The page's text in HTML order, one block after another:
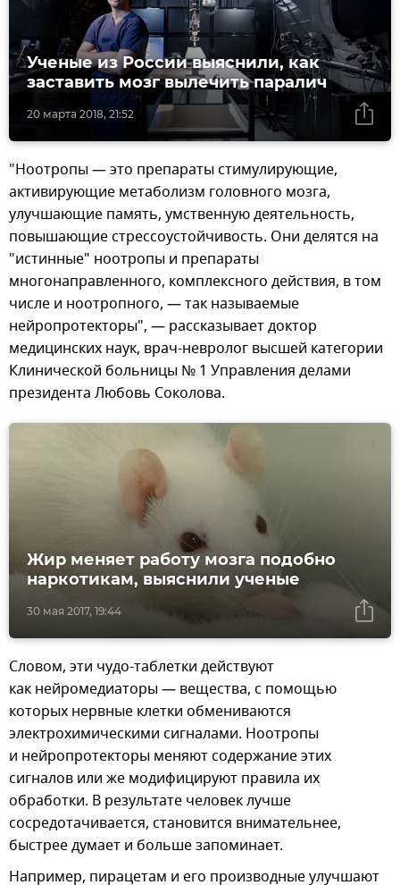
20 марта 2018, 21:52
Ученые из России выяснили, как
заставить мозг вылечить паралич
"Ноотропы — это препараты стимулирующие,
активирующие метаболизм головного мозга,
улучшающие память, умственную деятельность,
повышающие стрессоустойчивость. Они делятся на
"истинные" ноотропы и препараты
многонаправленного, комплексного действия, в том
числе и ноотропного, — так называемые
нейропротекторы", — рассказывает доктор
медицинских наук, врач-невролог высшей категории
Клинической больницы № 1 Управления делами
президента Любовь Соколова.
30 мая 2017, 19:44
Жир меняет работу мозга подобно
наркотикам, выяснили ученые
Словом, эти чудо-таблетки действуют
как нейромедиаторы — вещества, с помощью
которых нервные клетки обмениваются
электрохимическими сигналами. Ноотропы
и нейропротекторы меняют содержание этих
сигналов или же модифицируют правила их
обработки. В результате человек лучше
сосредотачивается, становится внимательнее,
быстрее думает и больше запоминает.
Например, пирацетам и его производные улучшают